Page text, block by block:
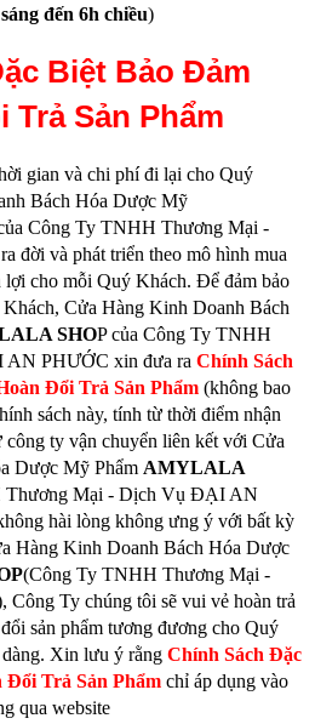
đến 6h chiều)
Biệt Bảo Đảm
Trả Sản Phẩm
gian và chi phí đi lại cho Quý
Bách Hóa Dược Mỹ
Công Ty TNHH Thương Mại -
và phát triển theo mô hình mua
lợi cho mỗi Quý Khách. Để đảm bảo
Cửa Hàng Kinh Doanh Bách
SHOP của Công Ty TNHH
PHƯỚC xin đưa ra Chính Sách
Đổi Trả Sản Phẩm (không bao
sách này, tính từ thời điểm nhận
công ty vận chuyển liên kết với Cửa
Dược Mỹ Phẩm AMYLALA
Thương Mại - Dịch Vụ ĐẠI AN
hài lòng không ưng ý với bất kỳ
Hàng Kinh Doanh Bách Hóa Dược
(Công Ty TNHH Thương Mại -
Ty chúng tôi sẽ vui vẻ hoàn trả
sản phẩm tương đương cho Quý
Xin lưu ý rằng Chính Sách Đặc
Đổi Trả Sản Phẩm chỉ áp dụng vào
qua website